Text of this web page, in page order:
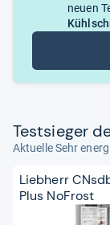
neuen
Test­sie­ger
Aktuelle Sehr
Liebherr
Plus NoFrost